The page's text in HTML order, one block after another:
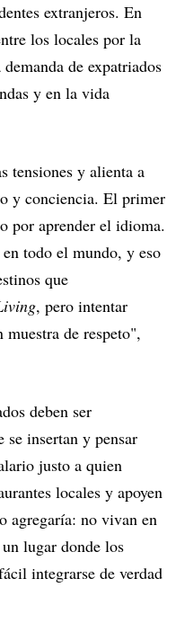
extranjeros. En
los locales por la
de expatriados
y en la vida
tensiones y alienta a
y conciencia. El primer
por aprender el idioma.
todo el mundo, y eso
que
, pero intentar
de respeto",
deben ser
se insertan y pensar
justo a quien
locales y apoyen
agregaría: no vivan en
lugar donde los
integrarse de verdad